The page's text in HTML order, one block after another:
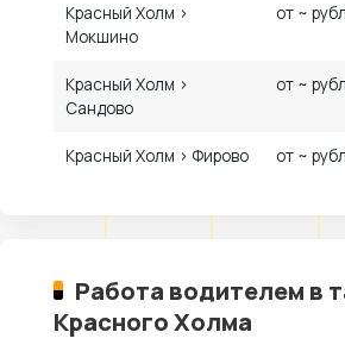
Красный Холм ›
Мокшино
от ~
Красный Холм ›
Сандово
от ~
Красный Холм › Фирово от ~
Работа водителем в
Красного Холма